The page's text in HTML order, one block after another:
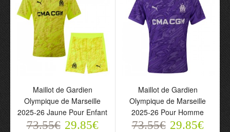
Maillot de Supporter
Olympique de Marseille
Troisième 2025-26 Pour
Homme
73.55€ 29.85€
Maillot de Supporter
Olympique de Marseille
Troisième 2025-26 Pour
Enfant
73.55€ 29.85€
Maillot de Gardien
Olympique de Marseille
2025-26 Jaune Pour Enfant
73.55€ 29.85€
Maillot de Gardien
Olympique de Marseille
2025-26 Pour Homme
73.55€ 29.85€